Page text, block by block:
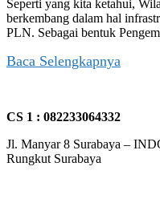
Seperti yang kita ketahui,
berkembang dalam hal
PLN. Sebagai bentuk
Baca Selengkapnya
CS 1 : 082233064332
Jl. Manyar 8 Surabaya –
Rungkut Surabaya